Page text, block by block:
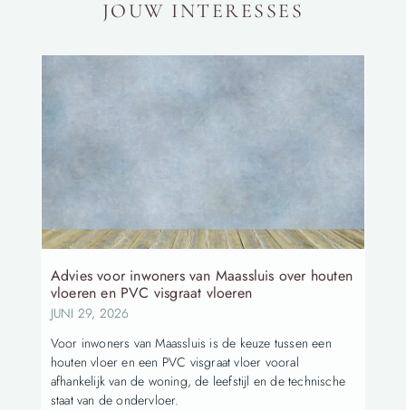
JOUW INTERESSES
Advies voor inwoners van Maassluis over houten
vloeren en PVC visgraat vloeren
JUNI 29, 2026
Voor inwoners van Maassluis is de keuze tussen een
houten vloer en een PVC visgraat vloer vooral
afhankelijk van de woning, de leefstijl en de technische
staat van de ondervloer.